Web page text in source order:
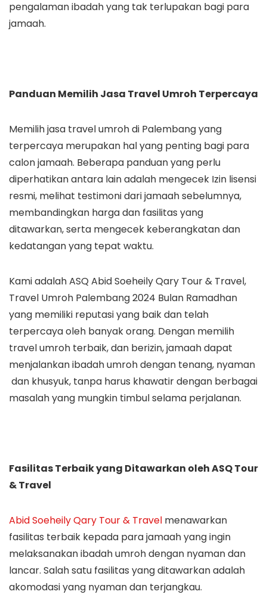
pengalaman ibadah yang tak terlupakan bagi para
jamaah.
Panduan Memilih Jasa Travel Umroh Terpercaya
Memilih jasa travel umroh di Palembang yang
terpercaya merupakan hal yang penting bagi para
calon jamaah. Beberapa panduan yang perlu
diperhatikan antara lain adalah mengecek Izin lisensi
resmi, melihat testimoni dari jamaah sebelumnya,
membandingkan harga dan fasilitas yang
ditawarkan, serta mengecek keberangkatan dan
kedatangan yang tepat waktu.
Kami adalah ASQ Abid Soeheily Qary Tour & Travel,
Travel Umroh Palembang 2024 Bulan Ramadhan
yang memiliki reputasi yang baik dan telah
terpercaya oleh banyak orang. Dengan memilih
travel umroh terbaik, dan berizin, jamaah dapat
menjalankan ibadah umroh dengan tenang, nyaman
dan khusyuk, tanpa harus khawatir dengan berbagai
masalah yang mungkin timbul selama perjalanan.
Fasilitas Terbaik yang Ditawarkan oleh ASQ Tour
& Travel
Abid Soeheily Qary Tour & Travel menawarkan
fasilitas terbaik kepada para jamaah yang ingin
melaksanakan ibadah umroh dengan nyaman dan
lancar. Salah satu fasilitas yang ditawarkan adalah
akomodasi yang nyaman dan terjangkau.